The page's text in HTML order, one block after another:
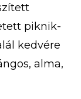
piknik-
kedvére
alma,